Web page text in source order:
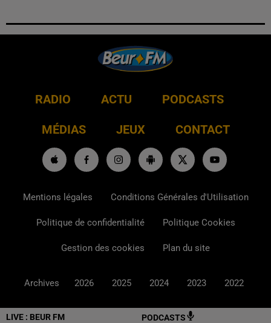
LIVE : BEUR FM PODCASTS
RADIO ACTU PODCASTS
MÉDIAS JEUX CONTACT
Mentions légales Conditions Générales d'Utilisation
Politique de confidentialité Politique Cookies
Gestion des cookies Plan du site
Archives 2026 2025 2024 2023 2022